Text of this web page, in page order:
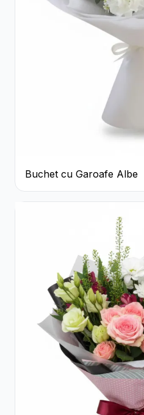
Buchet cu Garoafe Albe